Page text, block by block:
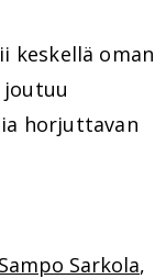
keskellä oman
joutuu
horjuttavan
Sampo Sarkola,